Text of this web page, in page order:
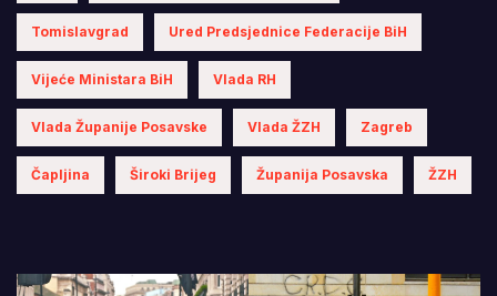
Tomislavgrad Ured Predsjednice Federacije BiH
Vijeće Ministara BiH Vlada RH
Vlada Županije Posavske Vlada ŽZH Zagreb
Čapljina Široki Brijeg Županija Posavska ŽZH